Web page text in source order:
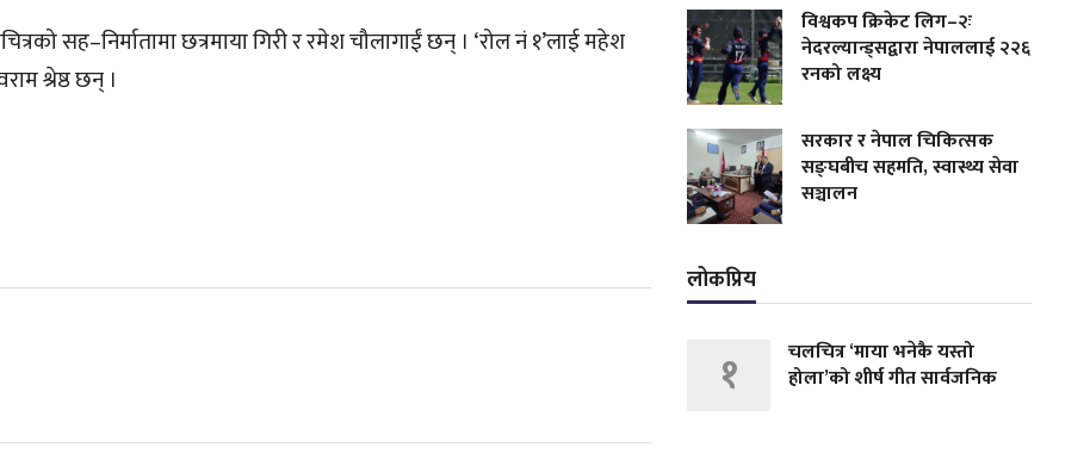
सह–निर्मातामा छत्रमाया गिरी र रमेश चौलागाईं छन् । ‘रोल नं १’लाई महेश
श्रेष्ठ छन् ।
विश्वकप क्रिकेट लिग–२ः
नेदरल्यान्ड्सद्वारा नेपाललाई २२६
रनको लक्ष्य
सरकार र नेपाल चिकित्सक
सङ्घबीच सहमति, स्वास्थ्य सेवा
सञ्चालन
लोकप्रिय
१
चलचित्र ‘माया भनेकै यस्तो
होला’को शीर्ष गीत सार्वजनिक